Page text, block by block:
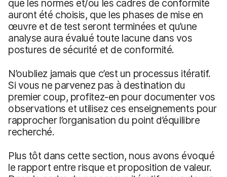
que les normes et/ou les cadres de conformité
auront été choisis, que les phases de mise en
œuvre et de test seront terminées et qu’une
analyse aura évalué toute lacune dans vos
postures de sécurité et de conformité.
N’oubliez jamais que c’est un processus itératif.
Si vous ne parvenez pas à destination du
premier coup, profitez-en pour documenter vos
observations et utilisez ces enseignements pour
rapprocher l’organisation du point d’équilibre
recherché.
Plus tôt dans cette section, nous avons évoqué
le rapport entre risque et proposition de valeur.